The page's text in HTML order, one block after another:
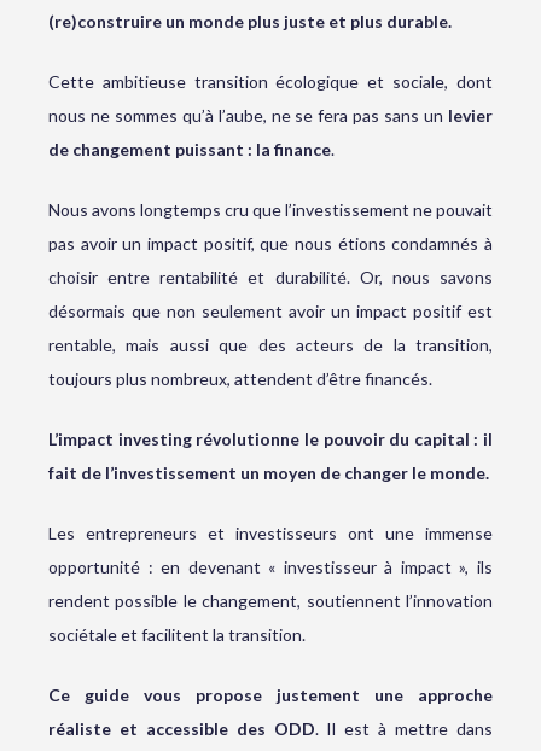
(re)construire un monde plus juste et plus durable.
Cette ambitieuse transition écologique et sociale, dont
nous ne sommes qu’à l’aube, ne se fera pas sans un levier
de changement puissant : la finance.
Nous avons longtemps cru que l’investissement ne pouvait
pas avoir un impact positif, que nous étions condamnés à
choisir entre rentabilité et durabilité. Or, nous savons
désormais que non seulement avoir un impact positif est
rentable, mais aussi que des acteurs de la transition,
toujours plus nombreux, attendent d’être financés.
L’impact investing révolutionne le pouvoir du capital : il
fait de l’investissement un moyen de changer le monde.
Les entrepreneurs et investisseurs ont une immense
opportunité : en devenant « investisseur à impact », ils
rendent possible le changement, soutiennent l’innovation
sociétale et facilitent la transition.
Ce guide vous propose justement une approche
réaliste et accessible des ODD. Il est à mettre dans